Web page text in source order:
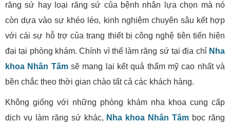
răng sứ hay loại răng sứ của bệnh nhân lựa chọn mà nó
còn dựa vào sự khéo léo, kinh nghiệm chuyên sâu kết hợp
với cái sự hỗ trợ của trang thiết bị công nghệ tiên tiến hiện
đại tại phòng khám. Chính vì thế làm răng sứ tại địa chỉ Nha
khoa Nhân Tâmsẽ mang lại kết quả thẩm mỹ cao nhất và
bền chắc theo thời gian chào tất cả các khách hàng.
Không giống với những phòng khám nha khoa cung cấp
dịch vụ làm răng sứ khác, Nha khoa Nhân Tâm bọc răng